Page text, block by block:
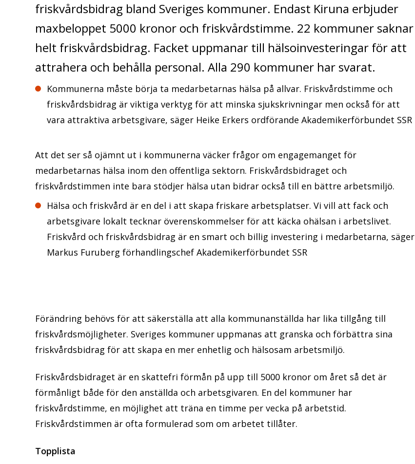
friskvårdsbidrag bland Sveriges kommuner. Endast Kiruna erbjuder
maxbeloppet 5000 kronor och friskvårdstimme. 22 kommuner saknar
helt friskvårdsbidrag. Facket uppmanar till hälsoinvesteringar för att
attrahera och behålla personal. Alla 290 kommuner har svarat.
Kommunerna måste börja ta medarbetarnas hälsa på allvar. Friskvårdstimme och
friskvårdsbidrag är viktiga verktyg för att minska sjukskrivningar men också för att
vara attraktiva arbetsgivare, säger Heike Erkers ordförande Akademikerförbundet SSR
Att det ser så ojämnt ut i kommunerna väcker frågor om engagemanget för
medarbetarnas hälsa inom den offentliga sektorn. Friskvårdsbidraget och
friskvårdstimmen inte bara stödjer hälsa utan bidrar också till en bättre arbetsmiljö.
Hälsa och friskvård är en del i att skapa friskare arbetsplatser. Vi vill att fack och
arbetsgivare lokalt tecknar överenskommelser för att käcka ohälsan i arbetslivet.
Friskvård och friskvårdsbidrag är en smart och billig investering i medarbetarna, säger
Markus Furuberg förhandlingschef Akademikerförbundet SSR
Förändring behövs för att säkerställa att alla kommunanställda har lika tillgång till
friskvårdsmöjligheter. Sveriges kommuner uppmanas att granska och förbättra sina
friskvårdsbidrag för att skapa en mer enhetlig och hälsosam arbetsmiljö.
Friskvårdsbidraget är en skattefri förmån på upp till 5000 kronor om året så det är
förmånligt både för den anställda och arbetsgivaren. En del kommuner har
friskvårdstimme, en möjlighet att träna en timme per vecka på arbetstid.
Friskvårdstimmen är ofta formulerad som om arbetet tillåter.
Topplista